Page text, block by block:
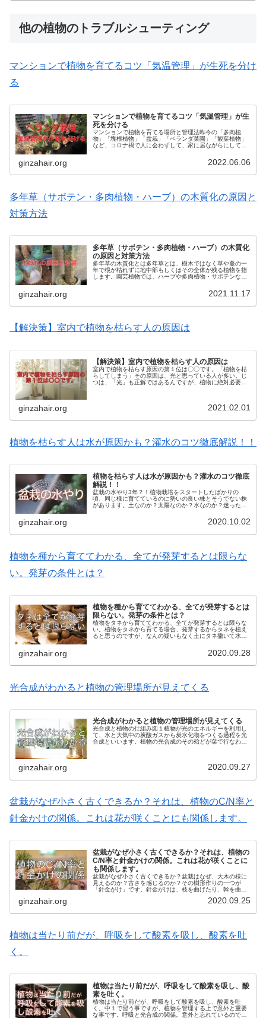
他の植物のトラブルシューティング
マンションで植物を育てるコツ「気温管理」が生死を分け
る
マンションで植物を育てるコツ「気温管理」が生
死を分ける
マンションで植物を育てる場所と管理法昨今の「多肉植
物」「塊根植物」「盆栽」「ベランダ菜園」「観葉植物」
など、コロナ禍で人に会わずして、家に居ながらにして、
ginzahair.org 2022.06.06
多年草（サボテン・多肉植物・ハーブ）の木質化の原因と
対策方法
多年草（サボテン・多肉植物・ハーブ）の木質化
の原因と対策方法
多年草の木質化とは多年草とは、樹木ではなく草や蔓の一
年で根が枯れずに地中部もしくはその全体が残る植物を指
します。園芸植物では、ハーブや多肉植物・サボテンなど
ginzahair.org 2021.11.17
【解決策】室内で植物を枯らす人の原因は
【解決策】室内で植物を枯らす人の原因は
室内で植物を枯らす原因の第１位は〇〇です。「植物を枯
らしてしまう」その原因は、光と思っている人が多い。じ
つは、「光」も正解ではあるんですが、植物に絶対必要か
ginzahair.org 2021.02.01
植物を枯らす人は水が原因かも？灌水のコツ徹底解説！！
植物を枯らす人は水が原因かも？灌水のコツ徹底
解説！！
盆栽の水やり3年？！植物栽培をスタートしたばかりの
頃、同じ様に育てているのに勢いの良い株とそうでない株
があります。土なのか？太陽なのか？水なのか？迷った
ginzahair.org 2020.10.02
植物を種から育ててわかる、全てが発芽するとは限らな
い。発芽の条件とは？
植物を種から育ててわかる、全てが発芽するとは
限らない。発芽の条件とは？
植物をタネから育ててわかる、全てが発芽するとは限らな
い。植物をタネから育てる場合、発芽するからタネを植え
ると思うのですが、なんの疑いもなく土にタネ撒いて水を
ginzahair.org 2020.09.28
光合成がわかると植物の管理場所が見えてくる
光合成がわかると植物の管理場所が見えてくる
光合成と植物の仕組み図１植物が光のエネルギーを利用し
て、水と大気中の炭酸ガスから炭水化物をつくる過程を光
合成といいます。植物の光合成のその殆どが葉で行なわれ
ginzahair.org 2020.09.27
盆栽がなぜ小さく古くできるか？それは、植物のC/N率と
針金かけの関係。これは花が咲くことにも関係します。
盆栽がなぜ小さく古くできるか？それは、植物の
C/N率と針金かけの関係。これは花が咲くことに
も関係します。
盆栽がなぜ小さく古くできるか？盆栽はなぜ、大木の様に
見えるのか？古さを感じるのか？その樹形作りの一つが
「針金がけ」です。針金がけは、枝を曲げたり、幹を曲げ
ginzahair.org 2020.09.25
植物は当たり前だが、呼吸をして酸素を吸し、酸素を吐
く。
植物は当たり前だが、呼吸をして酸素を吸し、酸
素を吐く。
植物は当たり前だが、呼吸をして酸素を吸し、酸素を吐
く。中１で習う事ですが、植物を管理する上で意外と重要
な事です。呼吸と光合成の関係。意外と忘れているのでお